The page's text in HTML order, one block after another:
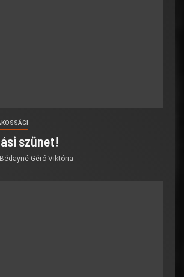
szünet!
Bédayné Géró Viktória